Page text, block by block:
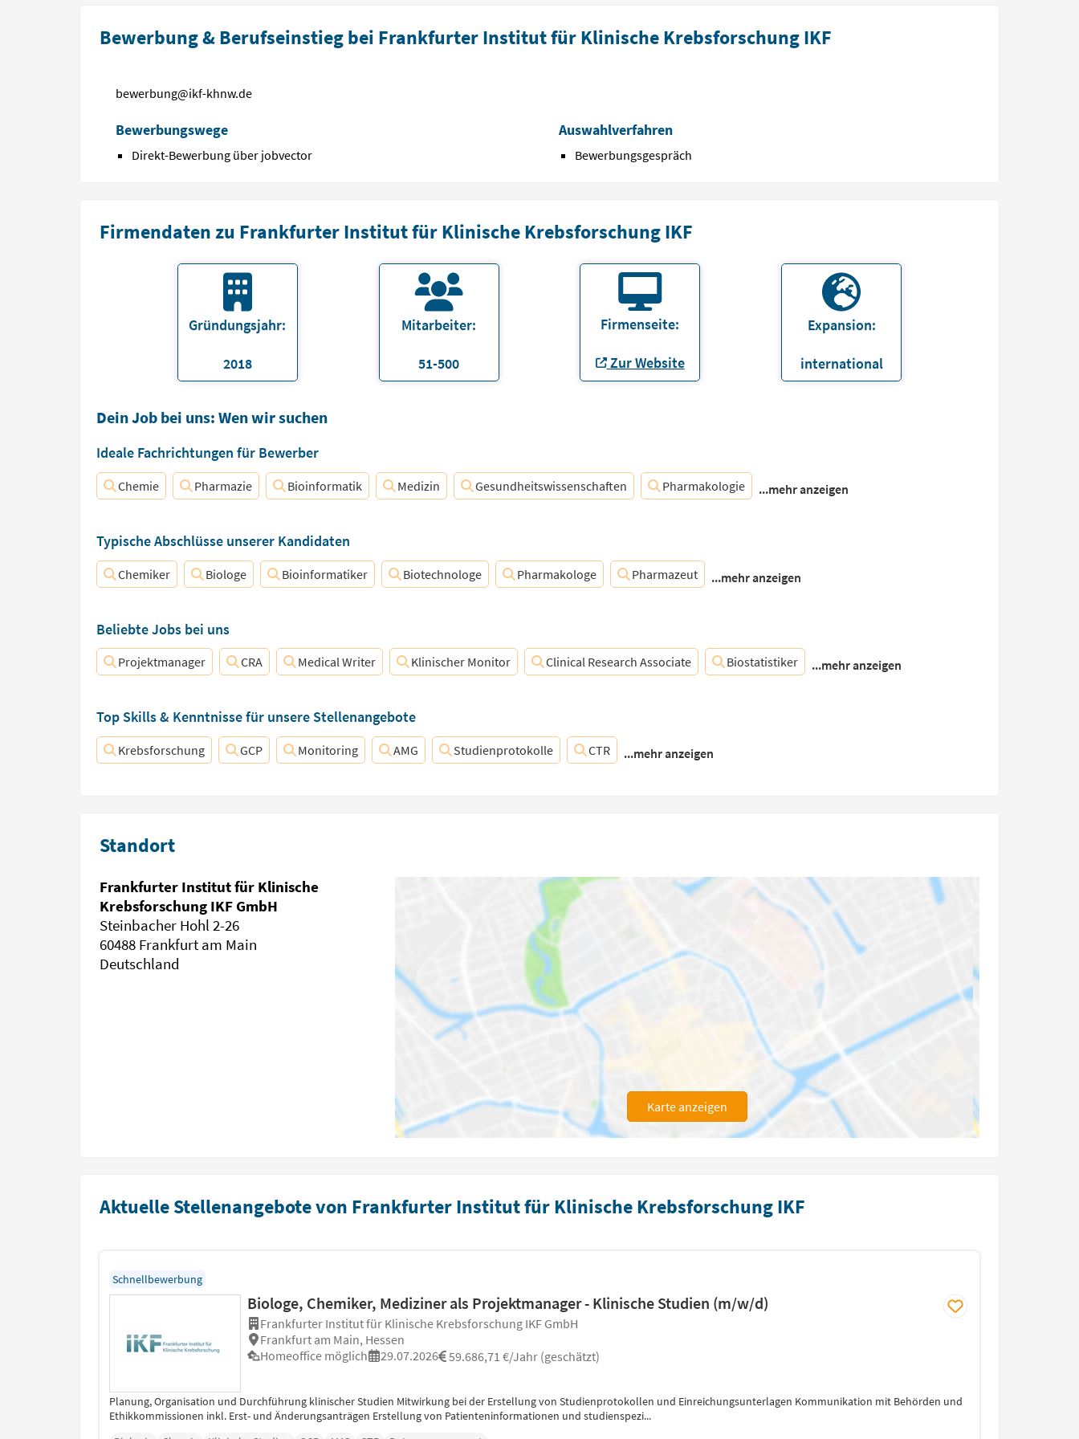
Bewerbung & Berufseinstieg bei Frankfurter Institut für Klinische Krebsforschung IKF
bewerbung@ikf-khnw.de
Bewerbungswege
Direkt-Bewerbung über jobvector
Auswahlverfahren
Bewerbungsgespräch
Firmendaten zu Frankfurter Institut für Klinische Krebsforschung IKF
Gründungsjahr:
2018
Mitarbeiter:
51-500
Firmenseite:
Zur Website
Expansion:
international
Dein Job bei uns: Wen wir suchen
Ideale Fachrichtungen für Bewerber
Chemie Pharmazie Bioinformatik Medizin Gesundheitswissenschaften Pharmakologie ...mehr anzeigen
Typische Abschlüsse unserer Kandidaten
Chemiker Biologe Bioinformatiker Biotechnologe Pharmakologe Pharmazeut ...mehr anzeigen
Beliebte Jobs bei uns
Projektmanager CRA Medical Writer Klinischer Monitor Clinical Research Associate Biostatistiker ...mehr anzeigen
Top Skills & Kenntnisse für unsere Stellenangebote
Krebsforschung GCP Monitoring AMG Studienprotokolle CTR ...mehr anzeigen
Standort
Frankfurter Institut für Klinische
Krebsforschung IKF GmbH
Steinbacher Hohl 2-26
60488 Frankfurt am Main
Deutschland
Karte anzeigen
Aktuelle Stellenangebote von Frankfurter Institut für Klinische Krebsforschung IKF
Schnellbewerbung
Biologe, Chemiker, Mediziner als Projektmanager - Klinische Studien (m/w/d)
Frankfurter Institut für Klinische Krebsforschung IKF GmbH
Frankfurt am Main, Hessen
Homeoffice möglich
29.07.2026 59.686,71 €/Jahr (geschätzt)
Planung, Organisation und Durchführung klinischer Studien Mitwirkung bei der Erstellung von Studienprotokollen und Einreichungsunterlagen Kommunikation mit Behörden und
Ethikkommissionen inkl. Erst- und Änderungsanträgen Erstellung von Patienteninformationen und studienspezi...